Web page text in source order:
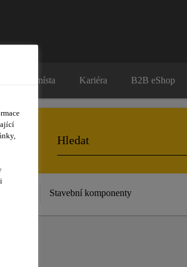
Prodejní místa Kariéra B2B eShop
Stavební komponenty